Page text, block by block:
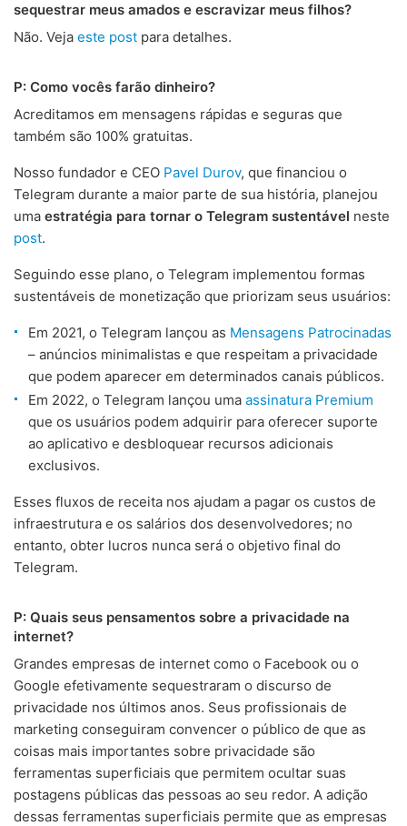
sequestrar meus amados e escravizar meus filhos?
Não. Veja este post para detalhes.
P: Como vocês farão dinheiro?
Acreditamos em mensagens rápidas e seguras que
também são 100% gratuitas.
Nosso fundador e CEO Pavel Durov, que financiou o
Telegram durante a maior parte de sua história, planejou
uma estratégia para tornar o Telegram sustentável neste
post.
Seguindo esse plano, o Telegram implementou formas
sustentáveis de monetização que priorizam seus usuários:
Em 2021, o Telegram lançou as Mensagens Patrocinadas
– anúncios minimalistas e que respeitam a privacidade
que podem aparecer em determinados canais públicos.
Em 2022, o Telegram lançou uma assinatura Premium
que os usuários podem adquirir para oferecer suporte
ao aplicativo e desbloquear recursos adicionais
exclusivos.
Esses fluxos de receita nos ajudam a pagar os custos de
infraestrutura e os salários dos desenvolvedores; no
entanto, obter lucros nunca será o objetivo final do
Telegram.
P: Quais seus pensamentos sobre a privacidade na
internet?
Grandes empresas de internet como o Facebook ou o
Google efetivamente sequestraram o discurso de
privacidade nos últimos anos. Seus profissionais de
marketing conseguiram convencer o público de que as
coisas mais importantes sobre privacidade são
ferramentas superficiais que permitem ocultar suas
postagens públicas das pessoas ao seu redor. A adição
dessas ferramentas superficiais permite que as empresas